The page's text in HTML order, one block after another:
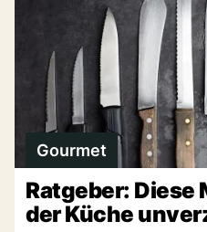
Gourmet
Ratgeber: Diese
der Küche